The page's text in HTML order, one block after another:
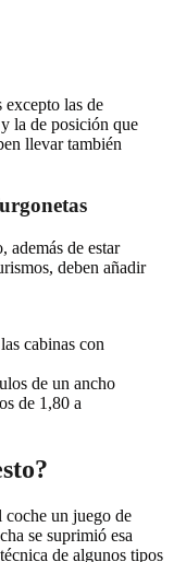
excepto las de
la de posición que
llevar también
además de estar
deben añadir
cabinas con
de un ancho
de 1,80 a
un juego de
se suprimió esa
de algunos tipos